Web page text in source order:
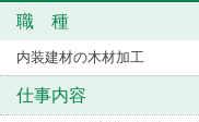
職 種
内装建材の木材加工
仕事内容